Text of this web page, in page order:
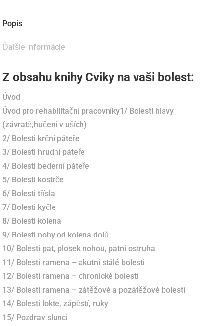
Popis
Ďalšie informácie
Z obsahu knihy Cviky na vaši bolest:
Úvod
Úvod pro rehabilitační pracovníky1/ Bolesti hlavy
(závratě,hučení v uších)
2/ Bolesti krční páteře
3/ Bolesti hrudní páteře
4/ Bolesti bederní páteře
5/ Bolesti kostrče
6/ Bolesti třísla
7/ Bolesti kyčle
8/ Bolesti kolena
9/ Bolesti nohy od kolena dolů
10/ Bolesti pat, plosek nohou, patní ostruha
11/ Bolesti ramena – akutní stálé bolesti
12/ Bolesti ramena – chronické bolesti
13/ Bolesti ramena – zátěžové a pozátěžové bolesti
14/ Bolesti lokte, zápěstí, ruky
15/ Pozdrav slunci